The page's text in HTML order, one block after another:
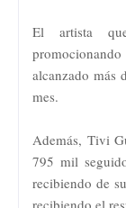
El artista
alcanzado más
mes.
Además, Tivi
795 mil
recibiendo de
recibiendo el